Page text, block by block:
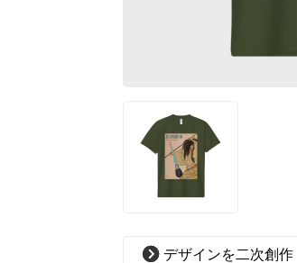
デザインを二次創作